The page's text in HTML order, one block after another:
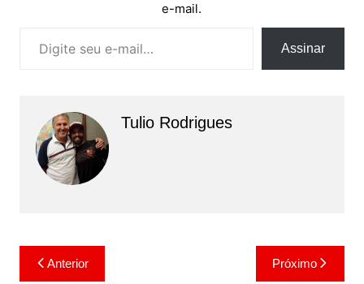
e-mail.
Assinar
Tulio Rodrigues
Navegação
Anterior Próximo